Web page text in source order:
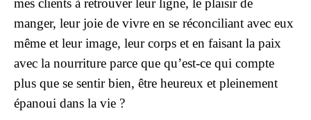
mes clients à retrouver leur ligne, le plaisir de
manger, leur joie de vivre en se réconciliant avec eux
même et leur image, leur corps et en faisant la paix
avec la nourriture parce que qu’est-ce qui compte
plus que se sentir bien, être heureux et pleinement
épanoui dans la vie ?